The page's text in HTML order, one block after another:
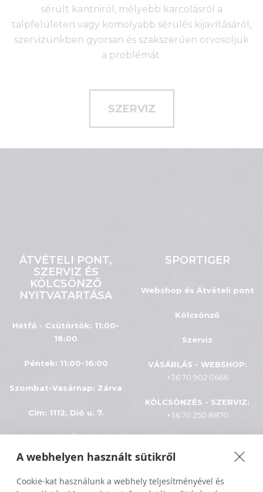
sérült kantniról, mélyebb karcolásról a
talpfelületen vagy komolyabb sérülés kijavításáról,
szervizünkben gyorsan és szakszerűen orvosoljuk
a problémát.
SZERVIZ
ÁTVÉTELI PONT,
SZERVIZ ÉS
KÖLCSÖNZŐ
NYITVATARTÁSA
Hétfő - Csütörtök: 11:00-
18:00
Péntek: 11:00-16:00
Szombat-Vasárnap: Zárva
Cím: 1112, Dió u. 7.
SPORTIGER
Webshop és Átvételi pont
Kölcsönző
Szerviz
VÁSÁRLÁS - WEBSHOP:
+36 70 902 0666
KÖLCSÖNZÉS - SZERVIZ:
+36 70 250 8870
Sportiger
A webhelyen használt sütikről
Cookie-kat használunk a webhely teljesítményével és